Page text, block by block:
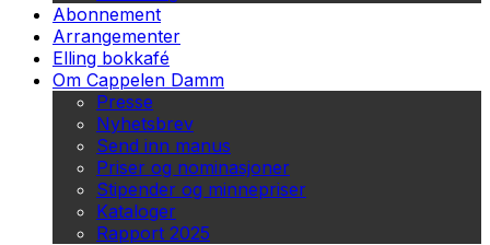
Abonnement
Arrangementer
Elling bokkafé
Om Cappelen Damm
Presse
Nyhetsbrev
Send inn manus
Priser og nominasjoner
Stipender og minnepriser
Kataloger
Rapport 2025